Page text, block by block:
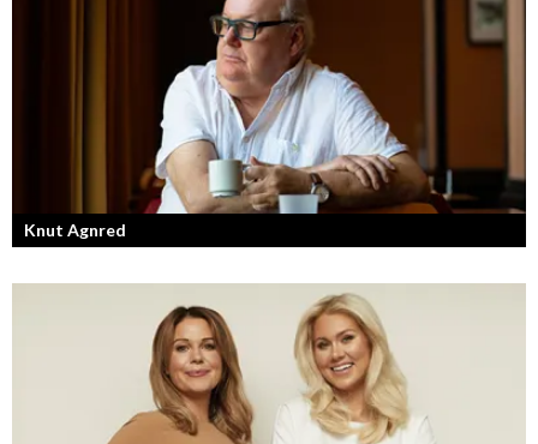
Knut Agnred
Knut Agnred är mannen och den tidlösa legenden inom spektakulära
utfall och dramatisk tänkvärdhet.